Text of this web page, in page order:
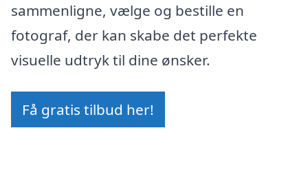
sammenligne, vælge og bestille en
fotograf, der kan skabe det perfekte
visuelle udtryk til dine ønsker.
Få gratis tilbud her!